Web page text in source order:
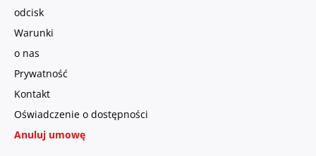
odcisk
Warunki
o nas
Prywatność
Kontakt
Oświadczenie o dostępności
Anuluj umowę